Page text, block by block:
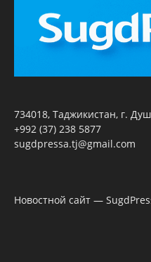
734018, Таджикистан, г.
+992 (37) 238 5877
sugdpressa.tj@gmail.com
Новостной сайт —